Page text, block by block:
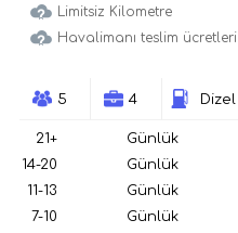
Limitsiz Kilometre
Havalimanı teslim ücretleri
5 4 Dizel
21+
Günlük
14-20
Günlük
11-13
Günlük
7-10
Günlük